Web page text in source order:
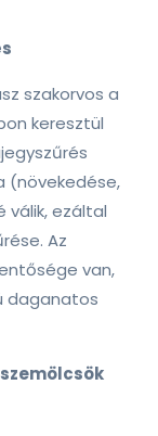
szakorvos a
keresztül
(növekedése,
ezáltal
Az
van,
daganatos